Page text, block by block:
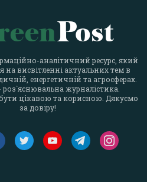
аналітичний ресурс, який
на висвітленні актуальних тем в
енергетичній та агросферах.
роз`яснювальна журналістика.
цікавою та корисною. Дякуємо
за довіру!